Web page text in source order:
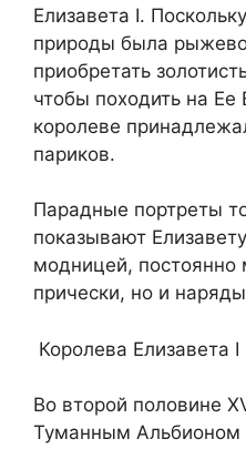
Елизавета I.
природы была
приобретать
чтобы походить на
королеве
париков.
Парадные портреты
показывают
модницей, постоянно
прически, но и
Королева Елизавета I
Во второй половине
Туманным Альбионом